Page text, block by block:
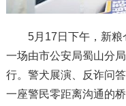
5月17日下午，新粮仓
一场由市公安局蜀山分
行。警犬展演、反诈问
一座警民零距离沟通的桥